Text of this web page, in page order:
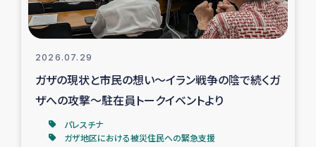
経済自立支援事業
ガザ空爆被災者への食料支援と農家生産支援
ガザ地区における羊の畜産支援
2026.07.29
ガザの現状と市民の想い～イラン戦争の陰で続くガ
ザへの攻撃～駐在員トークイベントより
パレスチナ
ガザ地区における被災住民への緊急支援